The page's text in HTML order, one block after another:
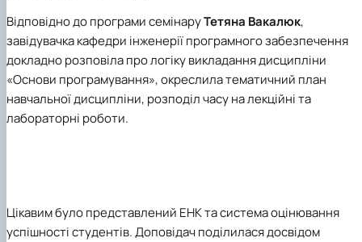
Відповідно до програми семінаруТетяна Вакалюк,
завідувачка кафедри інженерії програмного забезпечення
докладно розповіла про логіку викладання дисципліни
«Основи програмування», окреслила тематичний план
навчальної дисципліни, розподіл часу на лекційні та
лабораторні роботи.
Цікавим було представлений ЕНК та система оцінювання
успішності студентів. Доповідач поділилася досвідом